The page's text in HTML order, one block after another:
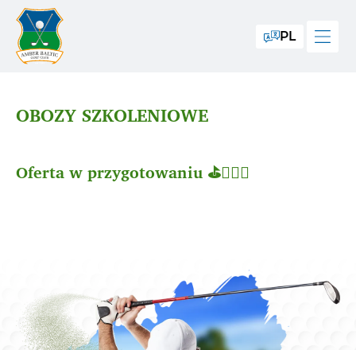
PL
OBOZY SZKOLENIOWE
Oferta w przygotowaniu ⛳️🏌🏼‍♂️